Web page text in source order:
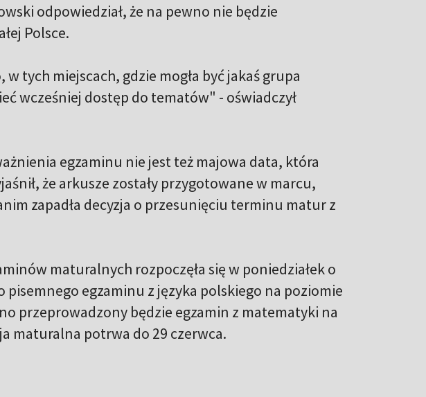
odpowiedział, że na pewno nie będzie
Polsce.
tych miejscach, gdzie mogła być jakaś grupa
wcześniej dostęp do tematów" - oświadczył
egzaminu nie jest też majowa data, która
że arkusze zostały przygotowane w marcu,
zapadła decyzja o przesunięciu terminu matur z
maturalnych rozpoczęła się w poniedziałek o
pisemnego egzaminu z języka polskiego na poziomie
przeprowadzony będzie egzamin z matematyki na
maturalna potrwa do 29 czerwca.